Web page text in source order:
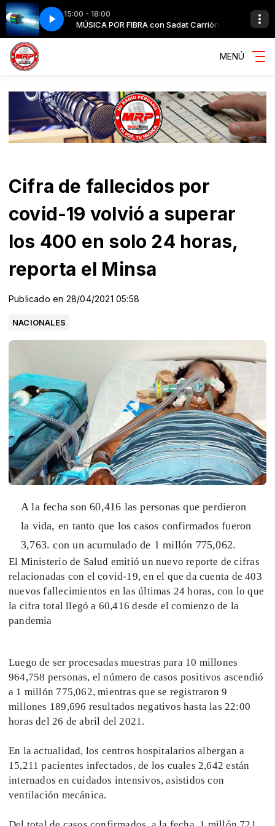
15:00 - 18:00
Carrión MÚSICA POR FIBRA con Sadat Carrión
Edit) Ellie Goulding - Lights (Radio Edit)
MENÚ
Cifra de fallecidos por
covid-19 volvió a superar
los 400 en solo 24 horas,
reporta el Minsa
Publicado en 28/04/2021 05:58
NACIONALES
A la fecha son 60,416 las personas que perdieron
la vida, en tanto que los casos confirmados fueron
3,763. con un acumulado de 1 millón 775,062.
El Ministerio de Salud emitió un nuevo reporte de cifras
relacionadas con el covid-19, en el que da cuenta de 403
nuevos fallecimientos en las últimas 24 horas, con lo que
la cifra total llegó a 60,416 desde el comienzo de la
pandemia
Luego de ser procesadas muestras para 10 millones
964,758 personas, el número de casos positivos ascendió
a 1 millón 775,062, mientras que se registraron 9
millones 189,696 resultados negativos hasta las 22:00
horas del 26 de abril del 2021.
En la actualidad, los centros hospitalarios albergan a
15,211 pacientes infectados, de los cuales 2,642 están
internados en cuidados intensivos, asistidos con
ventilación mecánica.